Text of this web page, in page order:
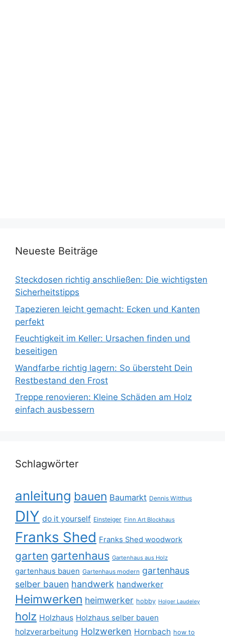
Neueste Beiträge
Steckdosen richtig anschließen: Die wichtigsten
Sicherheitstipps
Tapezieren leicht gemacht: Ecken und Kanten
perfekt
Feuchtigkeit im Keller: Ursachen finden und
beseitigen
Wandfarbe richtig lagern: So übersteht Dein
Restbestand den Frost
Treppe renovieren: Kleine Schäden am Holz
einfach ausbessern
Schlagwörter
anleitung bauen Baumarkt Dennis Witthus
DIY do it yourself Einsteiger Finn Art Blockhaus
Franks Shed Franks Shed woodwork
garten gartenhaus Gartenhaus aus Holz
gartenhaus bauen Gartenhaus modern gartenhaus
selber bauen handwerk handwerker
Heimwerken heimwerker hobby Holger Laudeley
holz Holzhaus Holzhaus selber bauen
holzverarbeitung Holzwerken Hornbach how to